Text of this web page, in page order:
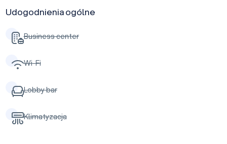
Udogodnienia ogólne
Business center
Wi-Fi
Lobby bar
Klimatyzacja